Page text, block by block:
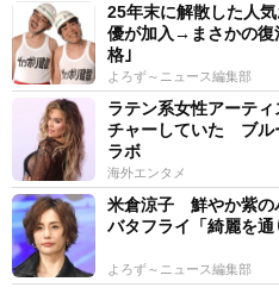
25年末に解散した人
優が加入→まさかの復
格｣
よろず～ニュース編集部
ラテン系女性アーテ
チャーしていた ブル
ラボ
海外エンタメ
米倉涼子 鮮やか紫の
バタフライ「綺麗を通
よろず～ニュース編集部